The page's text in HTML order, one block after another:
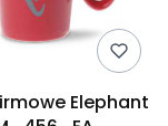
Elephant